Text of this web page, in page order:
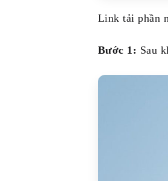
Link tải phần
Bước 1: Sau